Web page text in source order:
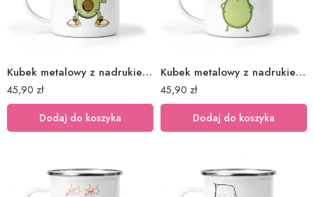
Kubek metalowy z nadrukiem awokado avocado
45,90 zł
Dodaj do koszyka
Kubek metalowy z nadrukiem awokado mama
45,90 zł
Dodaj do koszyka